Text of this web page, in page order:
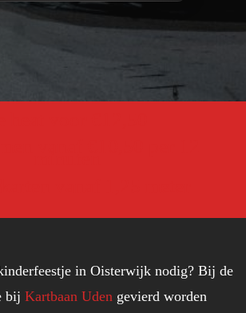
in Oisterwijk nodig? Bij de
bij Kartbaan Uden gevierd worden